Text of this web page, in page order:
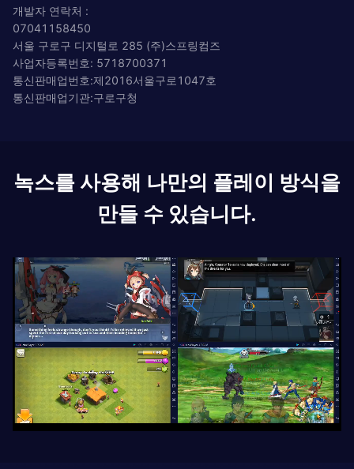
개발자 연락처 :
07041158450
서울 구로구 디지털로 285 (주)스프링컴즈
사업자등록번호: 5718700371
통신판매업번호:제2016서울구로1047호
통신판매업기관:구로구청
녹스를 사용해 나만의 플레이 방식을
만들 수 있습니다.